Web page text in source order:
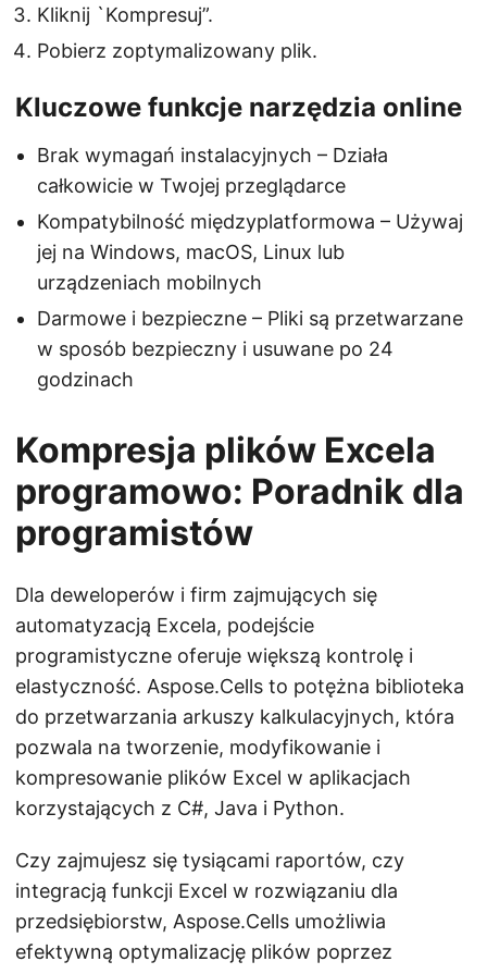
Kliknij `Kompresuj”.
Pobierz zoptymalizowany plik.
Kluczowe funkcje narzędzia online
Brak wymagań instalacyjnych – Działa
całkowicie w Twojej przeglądarce
Kompatybilność międzyplatformowa – Używaj
jej na Windows, macOS, Linux lub
urządzeniach mobilnych
Darmowe i bezpieczne – Pliki są przetwarzane
w sposób bezpieczny i usuwane po 24
godzinach
Kompresja plików Excela
programowo: Poradnik dla
programistów
Dla deweloperów i firm zajmujących się
automatyzacją Excela, podejście
programistyczne oferuje większą kontrolę i
elastyczność. Aspose.Cells to potężna biblioteka
do przetwarzania arkuszy kalkulacyjnych, która
pozwala na tworzenie, modyfikowanie i
kompresowanie plików Excel w aplikacjach
korzystających z C#, Java i Python.
Czy zajmujesz się tysiącami raportów, czy
integracją funkcji Excel w rozwiązaniu dla
przedsiębiorstw, Aspose.Cells umożliwia
efektywną optymalizację plików poprzez